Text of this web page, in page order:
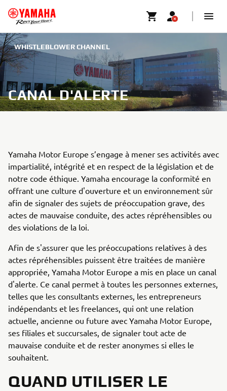
WHISTLEBLOWER CHANNEL
CANAL D'ALERTE
Yamaha Motor Europe s’engage à mener ses activités avec
impartialité, intégrité et en respect de la législation et de
notre code éthique. Yamaha encourage la conformité en
offrant une culture d'ouverture et un environnement sûr
afin de signaler des sujets de préoccupation grave, des
actes de mauvaise conduite, des actes répréhensibles ou
des violations de la loi.
Afin de s'assurer que les préoccupations relatives à des
actes répréhensibles puissent être traitées de manière
appropriée, Yamaha Motor Europe a mis en place un canal
d'alerte. Ce canal permet à toutes les personnes externes,
telles que les consultants externes, les entrepreneurs
indépendants et les freelances, qui ont une relation
actuelle, ancienne ou future avec Yamaha Motor Europe,
ses filiales et succursales, de signaler tout acte de
mauvaise conduite et de rester anonymes si elles le
souhaitent.
QUAND UTILISER LE